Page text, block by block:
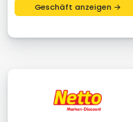
Geschäft anzeigen →